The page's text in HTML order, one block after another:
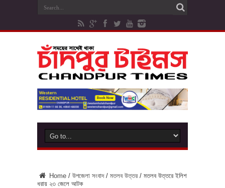
Home / উপজেলা সংবাদ / মতলব উত্তর / মতলব উত্তরে ইলিশ
ধরায় ২৩ জেলে আটক